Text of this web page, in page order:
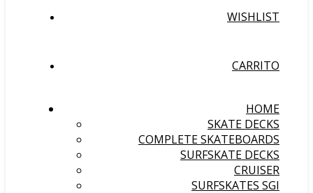
WISHLIST
CARRITO
HOME
SKATE DECKS
COMPLETE SKATEBOARDS
SURFSKATE DECKS
CRUISER
SURFSKATES SGI